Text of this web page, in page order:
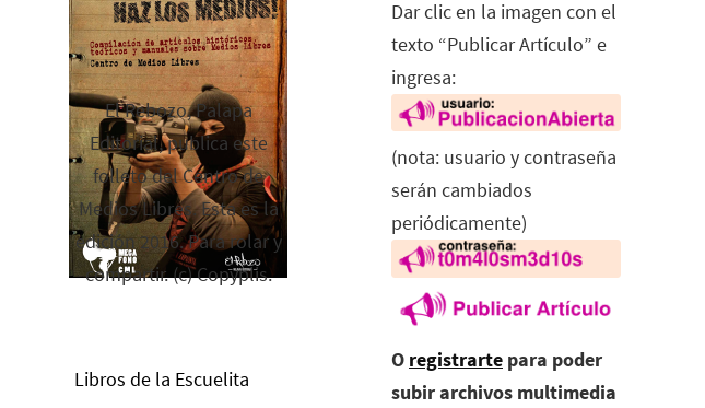
El Rebozo, Palapa
Editorial, publica este
folleto del Centro de
Medios Libres. Esta es la
edición 2016. Para rolar y
compartir. (c) Copyplis.
Libros de la Escuelita
Dar clic en la imagen con el
texto “Publicar Artículo” e
ingresa:
(nota: usuario y contraseña
serán cambiados
periódicamente)
O registrarte para poder
subir archivos multimedia